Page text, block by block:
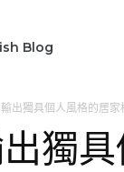
Blog
出獨具個人風格的居
獨